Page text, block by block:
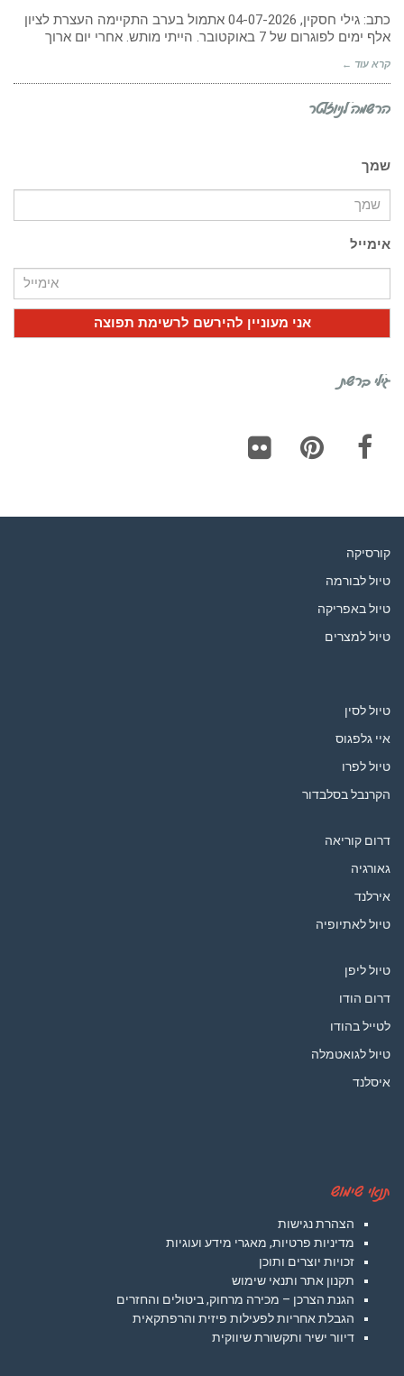
כתב: גילי חסקין, 04-07-2026 אתמול בערב התקיימה העצרת לציון
אלף ימים לפוגרום של 7 באוקטובר. הייתי מותש. אחרי יום ארוך
קרא עוד ←
הרשמה לניוזלטר
שמך
אימייל
גילי ברשת
קורסיקה
טיול לבורמה
טיול באפריקה
טיול למצרים
טיול לסין
איי גלפגוס
טיול לפרו
הקרנבל בסלבדור
דרום קוריאה
גאורגיה
אירלנד
טיול לאתיופיה
טיול ליפן
דרום הודו
לטייל בהודו
טיול לגואטמלה
איסלנד
תנאי שימוש
הצהרת נגישות
מדיניות פרטיות, מאגרי מידע ועוגיות
זכויות יוצרים ותוכן
תקנון אתר ותנאי שימוש
הגנת הצרכן – מכירה מרחוק, ביטולים והחזרים
הגבלת אחריות לפעילות פיזית והרפתקאית
דיוור ישיר ותקשורת שיווקית